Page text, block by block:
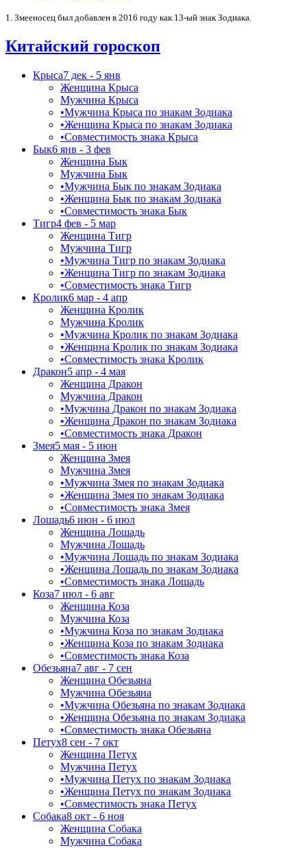
1. Змееносец был добавлен в 2016 году как 13-ый знак Зодиака.
Китайский гороскоп
Крыса7 дек - 5 янв
Женщина Крыса
Мужчина Крыса
•Мужчина Крыса по знакам Зодиака
•Женщина Крыса по знакам Зодиака
•Совместимость знака Крыса
Бык6 янв - 3 фев
Женщина Бык
Мужчина Бык
•Мужчина Бык по знакам Зодиака
•Женщина Бык по знакам Зодиака
•Совместимость знака Бык
Тигр4 фев - 5 мар
Женщина Тигр
Мужчина Тигр
•Мужчина Тигр по знакам Зодиака
•Женщина Тигр по знакам Зодиака
•Совместимость знака Тигр
Кролик6 мар - 4 апр
Женщина Кролик
Мужчина Кролик
•Мужчина Кролик по знакам Зодиака
•Женщина Кролик по знакам Зодиака
•Совместимость знака Кролик
Дракон5 апр - 4 мая
Женщина Дракон
Мужчина Дракон
•Мужчина Дракон по знакам Зодиака
•Женщина Дракон по знакам Зодиака
•Совместимость знака Дракон
Змея5 мая - 5 июн
Женщина Змея
Мужчина Змея
•Мужчина Змея по знакам Зодиака
•Женщина Змея по знакам Зодиака
•Совместимость знака Змея
Лошадь6 июн - 6 июл
Женщина Лошадь
Мужчина Лошадь
•Мужчина Лошадь по знакам Зодиака
•Женщина Лошадь по знакам Зодиака
•Совместимость знака Лошадь
Коза7 июл - 6 авг
Женщина Коза
Мужчина Коза
•Мужчина Коза по знакам Зодиака
•Женщина Коза по знакам Зодиака
•Совместимость знака Коза
Обезьяна7 авг - 7 сен
Женщина Обезьяна
Мужчина Обезьяна
•Мужчина Обезьяна по знакам Зодиака
•Женщина Обезьяна по знакам Зодиака
•Совместимость знака Обезьяна
Петух8 сен - 7 окт
Женщина Петух
Мужчина Петух
•Мужчина Петух по знакам Зодиака
•Женщина Петух по знакам Зодиака
•Совместимость знака Петух
Собака8 окт - 6 ноя
Женщина Собака
Мужчина Собака